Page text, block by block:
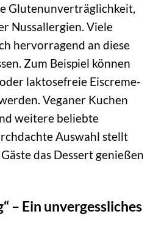
Glutenunverträglichkeit,
Nussallergien. Viele
hervorragend an diese
Zum Beispiel können
laktosefreie Eiscreme-
Veganer Kuchen
weitere beliebte
Auswahl stellt
das Dessert genießen
– Ein unvergessliches